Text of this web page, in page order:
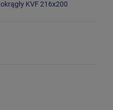
KVF 216x200